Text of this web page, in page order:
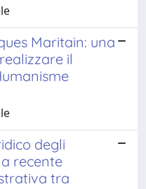
Maritain: una
il
degli
recente
tra